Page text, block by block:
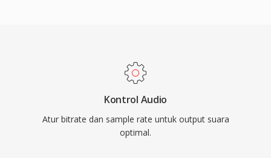
gain control, fitur-fitur yang biasanya
didelegasikan codec pesaing ke pustaka
eksternal. Meskipun pembuatnya secara resmi
merekomendasikan Opus sebagai penerus
sejak 2012, Speex tetap diterapkan dalam
Kontrol Audio
Atur bitrate dan sample rate untuk output suara
optimal.